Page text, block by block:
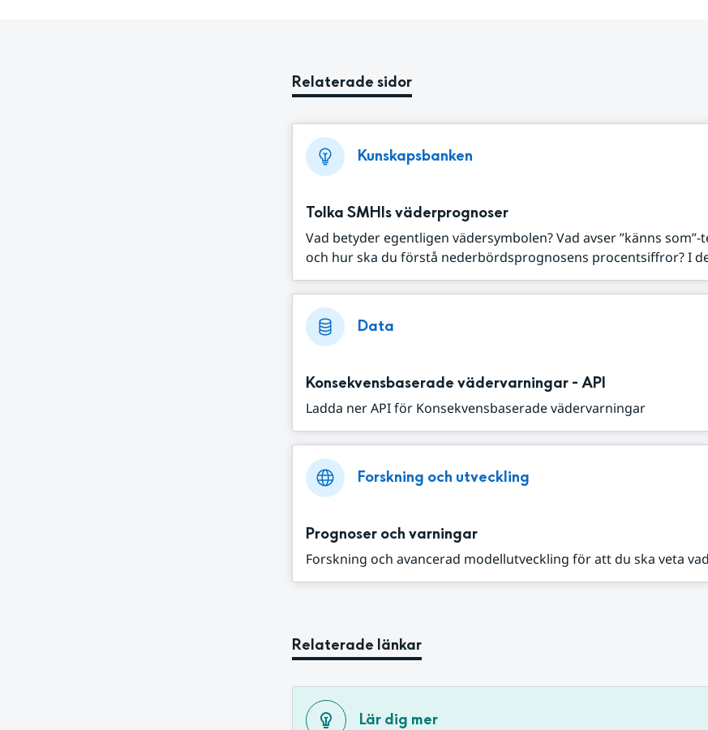
Relaterade sidor
Kunskapsbanken
Tolka SMHIs väderprognoser
Vad betyder egentligen vädersymbolen? Vad avser ”känns
och hur ska du förstå nederbördsprognosens procentsiffror? I
Data
Konsekvensbaserade vädervarningar - API
Ladda ner API för Konsekvensbaserade vädervarningar
Forskning och utveckling
Prognoser och varningar
Forskning och avancerad modellutveckling för att du ska veta
Relaterade länkar
Lär dig mer